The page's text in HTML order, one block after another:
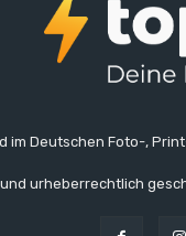
im Deutschen Foto-,
urheberrechtlich